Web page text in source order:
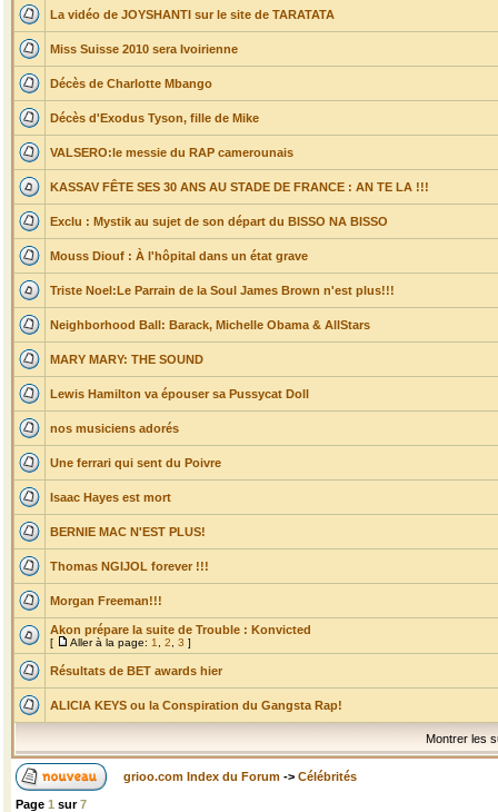
La vidéo de JOYSHANTI sur le site de TARATATA
Miss Suisse 2010 sera Ivoirienne
Décès de Charlotte Mbango
Décès d'Exodus Tyson, fille de Mike
VALSERO:le messie du RAP camerounais
KASSAV FÊTE SES 30 ANS AU STADE DE FRANCE : AN TE LA !!!
Exclu : Mystik au sujet de son départ du BISSO NA BISSO
Mouss Diouf : À l'hôpital dans un état grave
Triste Noel:Le Parrain de la Soul James Brown n'est plus!!!
Neighborhood Ball: Barack, Michelle Obama & AllStars
MARY MARY: THE SOUND
Lewis Hamilton va épouser sa Pussycat Doll
nos musiciens adorés
Une ferrari qui sent du Poivre
Isaac Hayes est mort
BERNIE MAC N'EST PLUS!
Thomas NGIJOL forever !!!
Morgan Freeman!!!
Akon prépare la suite de Trouble : Konvicted
[ Aller à la page: 1 2 3 ]
Résultats de BET awards hier
ALICIA KEYS ou la Conspiration du Gangsta Rap!
Montrer les
grioo.com Index du Forum -> Célébrités
Page 1 sur7